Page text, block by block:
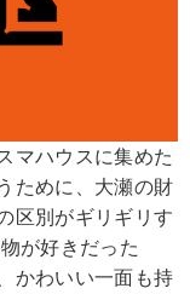
マハウスに集めた
ために、大瀬の財
区別がギリギリす
が好きだった
かわいい一面も持